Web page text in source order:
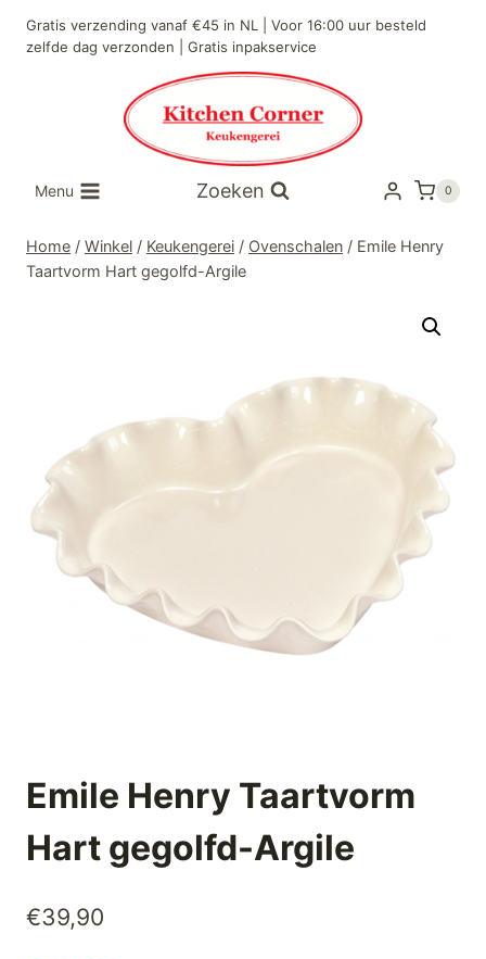
naar
Gratis verzending vanaf €45 in NL | Voor 16:00 uur besteld
zelfde dag verzonden | Gratis inpakservice
Menu Zoeken 0
Home / Winkel / Keukengerei / Ovenschalen / Emile Henry
Taartvorm Hart gegolfd-Argile
Emile Henry Taartvorm
Hart gegolfd-Argile
€39,90